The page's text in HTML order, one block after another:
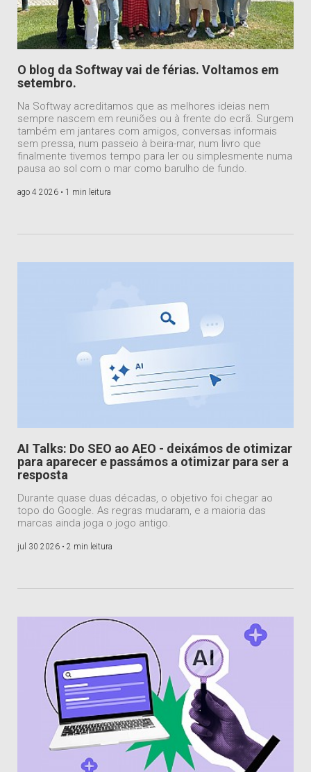
O blog da Softway vai de férias. Voltamos em
setembro.
Na Softway acreditamos que as melhores ideias nem
sempre nascem em reuniões ou à frente do ecrã. Surgem
também em jantares com amigos, conversas informais
sem pressa, num passeio à beira-mar, num livro que
finalmente tivemos tempo para ler ou simplesmente numa
pausa ao sol com o mar como barulho de fundo.
ago 4 2026 • 1 min leitura
AI Talks: Do SEO ao AEO - deixámos de otimizar
para aparecer e passámos a otimizar para ser a
resposta
Durante quase duas décadas, o objetivo foi chegar ao
topo do Google. As regras mudaram, e a maioria das
marcas ainda joga o jogo antigo.
jul 30 2026 • 2 min leitura